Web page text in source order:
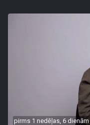
pirms 1 nedēļas, 6 dienām